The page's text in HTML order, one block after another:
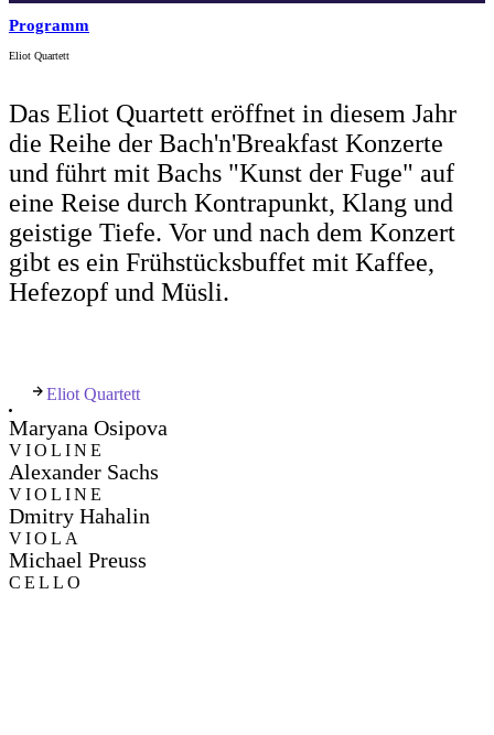
Programm
Eliot Quartett
Das Eliot Quartett eröffnet in diesem Jahr
die Reihe der Bach'n'Breakfast Konzerte
und führt mit Bachs "Kunst der Fuge" auf
eine Reise durch Kontrapunkt, Klang und
geistige Tiefe. Vor und nach dem Konzert
gibt es ein Frühstücksbuffet mit Kaffee,
Hefezopf und Müsli.
Eliot Quartett
Maryana Osipova
VIOLINE
Alexander Sachs
VIOLINE
Dmitry Hahalin
VIOLA
Michael Preuss
CELLO